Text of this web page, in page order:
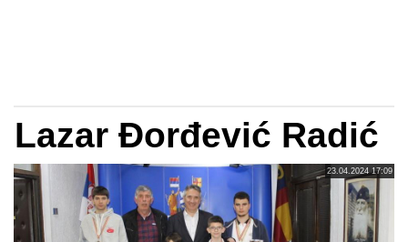
Lazar Đorđević Radić
23.04.2024 17:09